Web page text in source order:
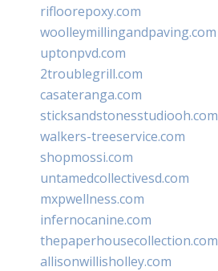
rifloorepoxy.com
woolleymillingandpaving.com
uptonpvd.com
2troublegrill.com
casateranga.com
sticksandstonesstudiooh.com
walkers-treeservice.com
shopmossi.com
untamedcollectivesd.com
mxpwellness.com
infernocanine.com
thepaperhousecollection.com
allisonwillisholley.com